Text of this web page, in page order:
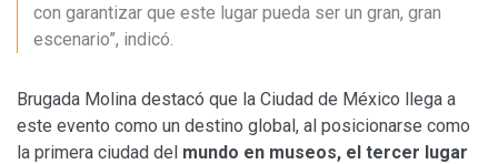
con garantizar que este lugar pueda ser un gran, gran
escenario”, indicó.
Brugada Molina destacó que la Ciudad de México llega a
este evento como un destino global, al posicionarse como
la primera ciudad del mundo en museos, el tercer lugar